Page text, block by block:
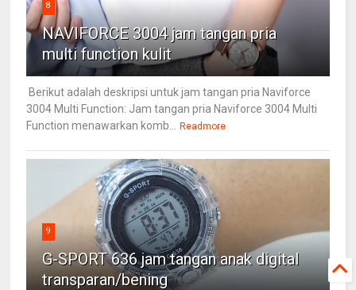
8
NAVIFORCE 3004 jam tangan pria
multi function kulit
Berikut adalah deskripsi untuk jam tangan pria Naviforce
3004 Multi Function: Jam tangan pria Naviforce 3004 Multi
Function menawarkan komb... Readmore
9
G-SPORT 636 jam tangan anak digital
transparan/bening